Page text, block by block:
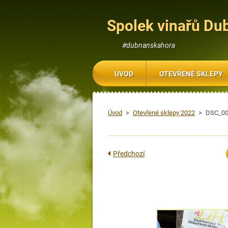
Spolek vinařů
#dubnanskahora
Úvod > Otevřené sklepy 2022 >
Předchozí
ÚVOD OTEVŘENÉ SKLEPY